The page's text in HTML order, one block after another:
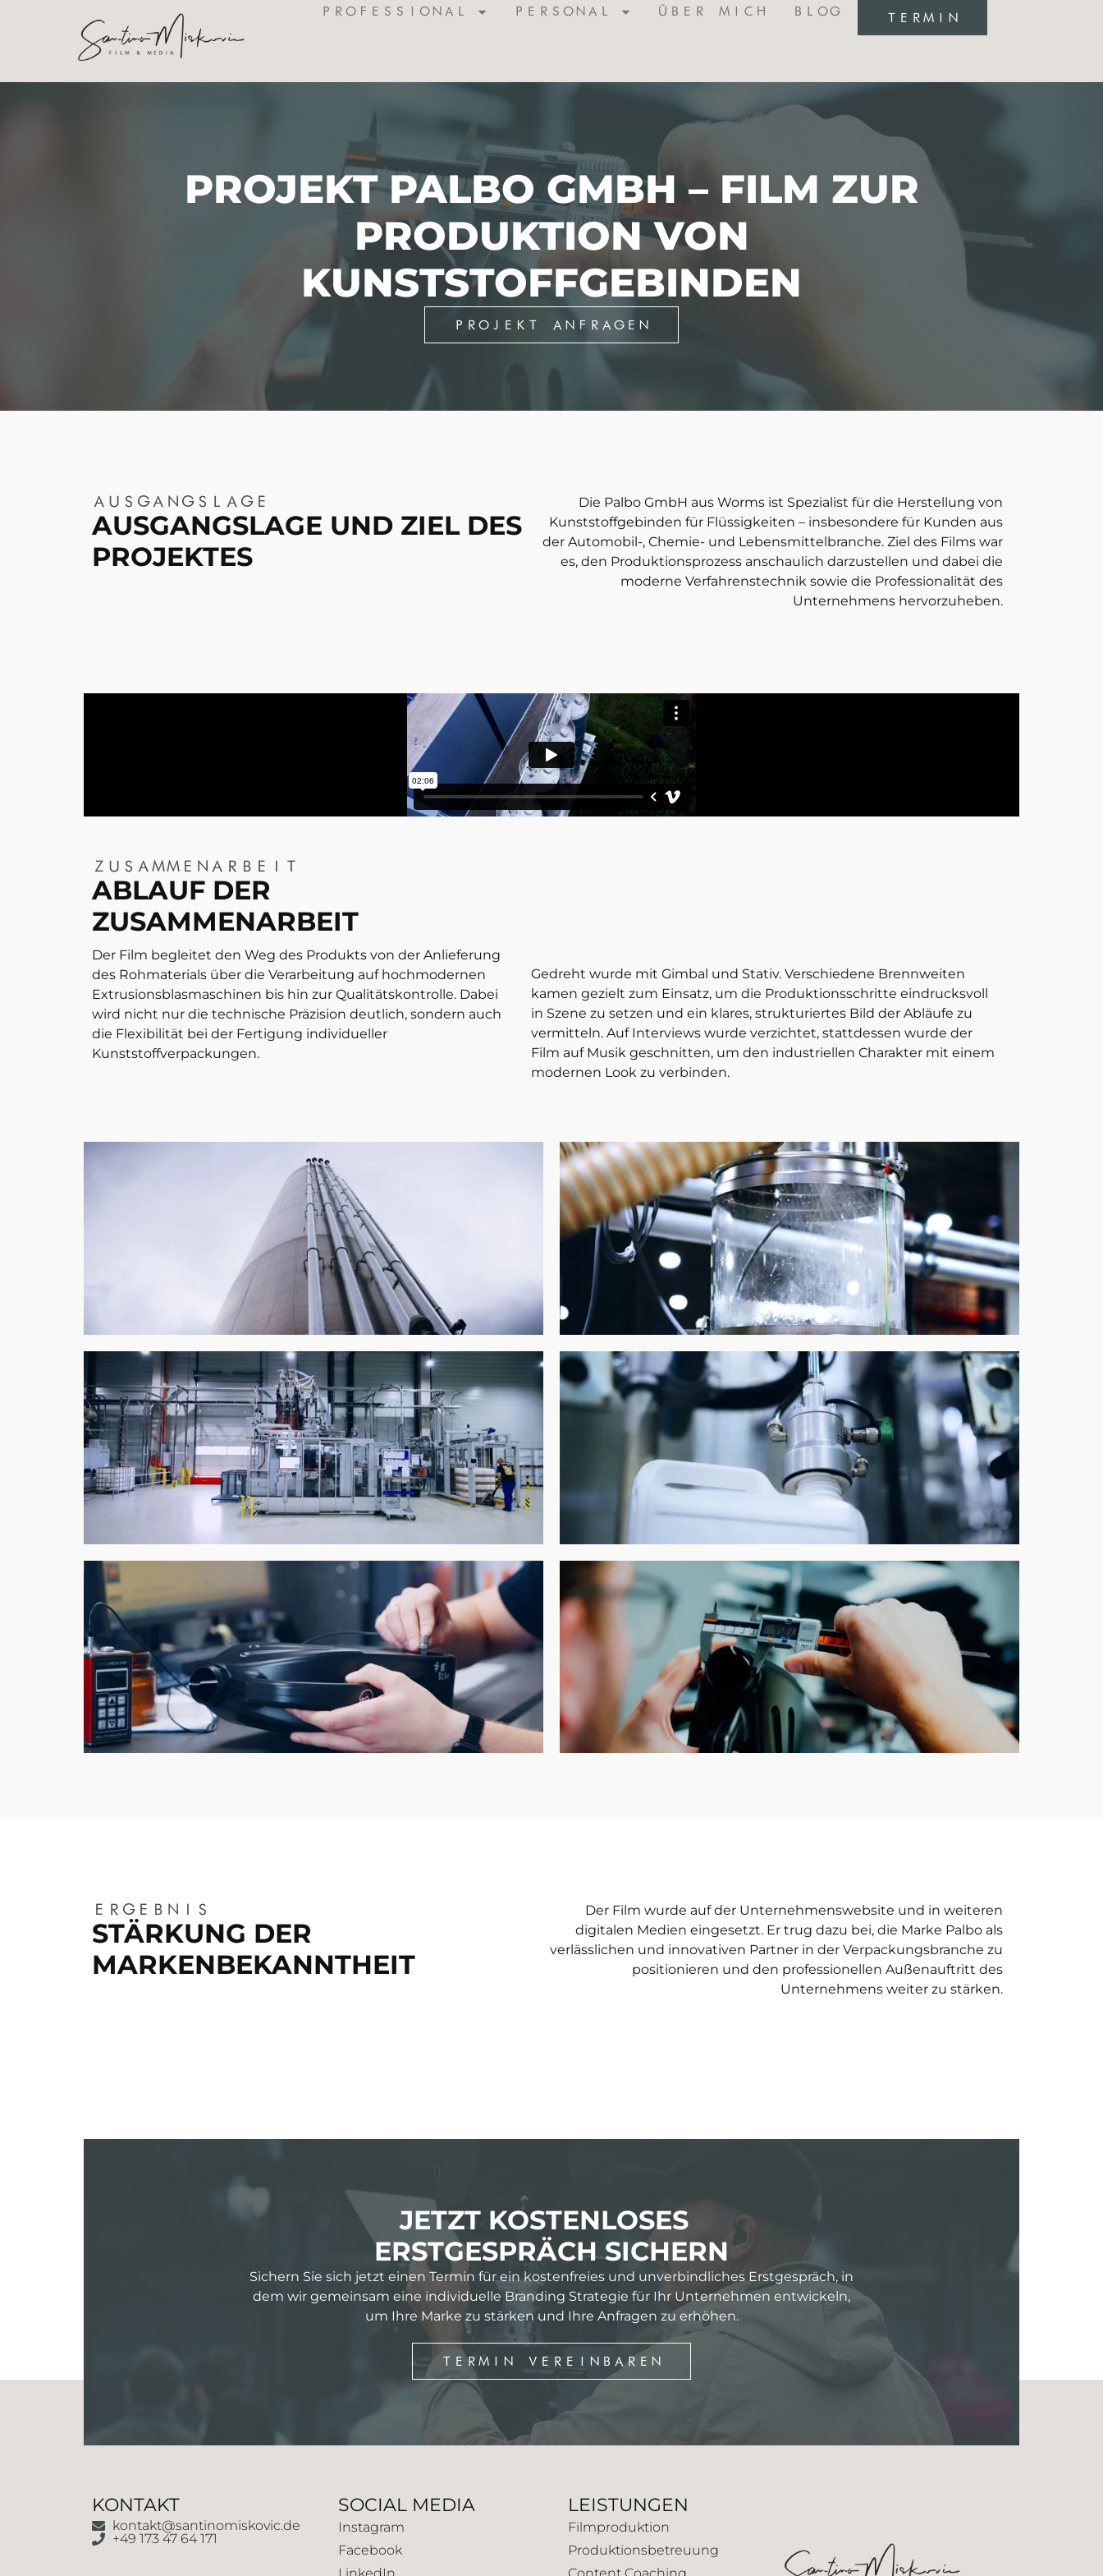
PROFESSIONAL PERSONAL ÜBER MICH BLOG TERMIN
PROJEKT PALBO GMBH – FILM ZUR
PRODUKTION VON
KUNSTSTOFFGEBINDEN
PROJEKT ANFRAGEN
AUSGANGSLAGE
AUSGANGSLAGE UND ZIEL DES
PROJEKTES
Die Palbo GmbH aus Worms ist Spezialist für die Herstellung von
Kunststoffgebinden für Flüssigkeiten – insbesondere für Kunden aus
der Automobil-, Chemie- und Lebensmittelbranche. Ziel des Films war
es, den Produktionsprozess anschaulich darzustellen und dabei die
moderne Verfahrenstechnik sowie die Professionalität des
Unternehmens hervorzuheben.
ZUSAMMENARBEIT
ABLAUF DER
ZUSAMMENARBEIT
Der Film begleitet den Weg des Produkts von der Anlieferung
des Rohmaterials über die Verarbeitung auf hochmodernen
Extrusionsblasmaschinen bis hin zur Qualitätskontrolle. Dabei
wird nicht nur die technische Präzision deutlich, sondern auch
die Flexibilität bei der Fertigung individueller
Kunststoffverpackungen.
Gedreht wurde mit Gimbal und Stativ. Verschiedene Brennweiten
kamen gezielt zum Einsatz, um die Produktionsschritte eindrucksvoll
in Szene zu setzen und ein klares, strukturiertes Bild der Abläufe zu
vermitteln. Auf Interviews wurde verzichtet, stattdessen wurde der
Film auf Musik geschnitten, um den industriellen Charakter mit einem
modernen Look zu verbinden.
ERGEBNIS
STÄRKUNG DER
MARKENBEKANNTHEIT
Der Film wurde auf der Unternehmenswebsite und in weiteren
digitalen Medien eingesetzt. Er trug dazu bei, die Marke Palbo als
verlässlichen und innovativen Partner in der Verpackungsbranche zu
positionieren und den professionellen Außenauftritt des
Unternehmens weiter zu stärken.
JETZT KOSTENLOSES
ERSTGESPRÄCH SICHERN
Sichern Sie sich jetzt einen Termin für ein kostenfreies und unverbindliches Erstgespräch, in
dem wir gemeinsam eine individuelle Branding Strategie für Ihr Unternehmen entwickeln,
um Ihre Marke zu stärken und Ihre Anfragen zu erhöhen.
TERMIN VEREINBAREN
KONTAKT
kontakt@santinomiskovic.de
+49 173 47 64 171
SOCIAL MEDIA
Instagram
Facebook
LEISTUNGEN
Filmproduktion
Produktionsbetreuung